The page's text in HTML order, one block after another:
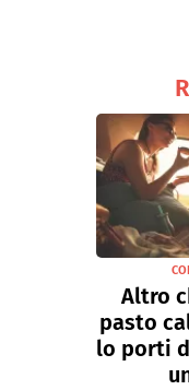
Altro
pasto
lo porti